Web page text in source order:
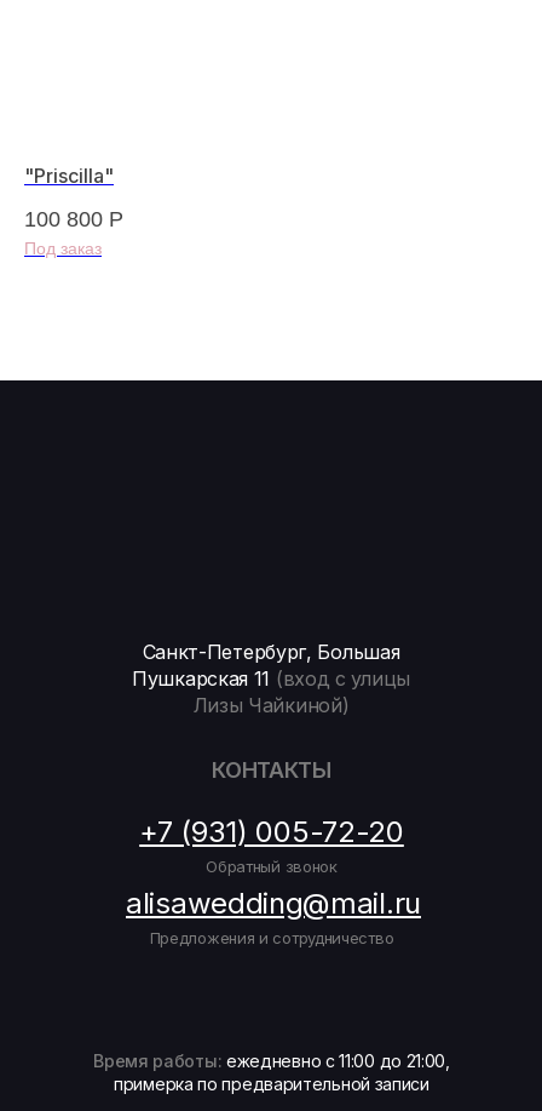
"Priscilla"
100 800 Р
КОНТАКТЫ
+7 (931) 005-72-20
Предложения и сотрудничество
Обратный звонок
Время работы: ежедневно с 11:00 до 21:00,
примерка по предварительной записи
alisawedding@mail.ru
Санкт-Петербург, Большая
Пушкарская 11 (вход с улицы
Лизы Чайкиной)